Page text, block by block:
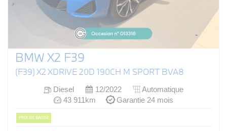
BMW X2 F39
(F39) X2 XDRIVE 20D 190CH M SPORT BVA8
Diesel 12/2022
Automatique
43 911km
Garantie 24 mois
PRIX EN BAISSE